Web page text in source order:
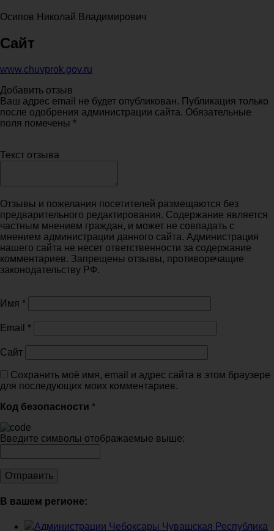
Осипов Николай Владимирович
Сайт
www.chuvprok.gov.ru
Добавить отзыв
Ваш адрес email не будет опубликован. Публикация только
после одобрения администрации сайта. Обязательные
поля помечены *
Текст отзыва
Отзывы и пожелания посетителей размещаются без
предварительного редактирования. Содержание является
частным мнением граждан, и может не совпадать с
мнением администрации данного сайта. Администрация
нашего сайта не несет ответственности за содержание
комментариев. Запрещены отзывы, противоречащие
законодательству РФ.
Имя *
Email *
Сайт
Сохранить моё имя, email и адрес сайта в этом браузере
для последующих моих комментариев.
Код безопасности *
Введите символы отображаемые выше:
В вашем регионе:
Администрации Чебоксары Чувашская Республика